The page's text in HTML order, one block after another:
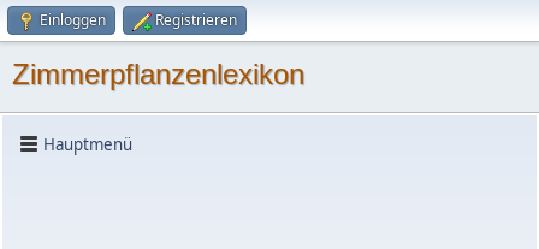
Einloggen Registrieren
Zimmerpflanzenlexikon
Hauptmenü